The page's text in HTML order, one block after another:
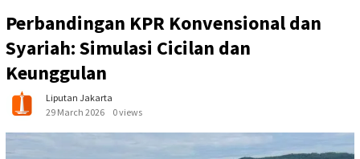
Perbandingan KPR Konvensional dan
Syariah: Simulasi Cicilan dan
Keunggulan
Liputan Jakarta
29 March 2026
0 views